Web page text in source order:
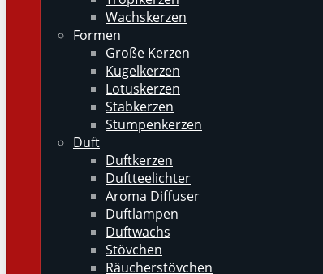
Wachskerzen
Formen
Große Kerzen
Kugelkerzen
Lotuskerzen
Stabkerzen
Stumpenkerzen
Duft
Duftkerzen
Duftteelichter
Aroma Diffuser
Duftlampen
Duftwachs
Stövchen
Räucherstövchen